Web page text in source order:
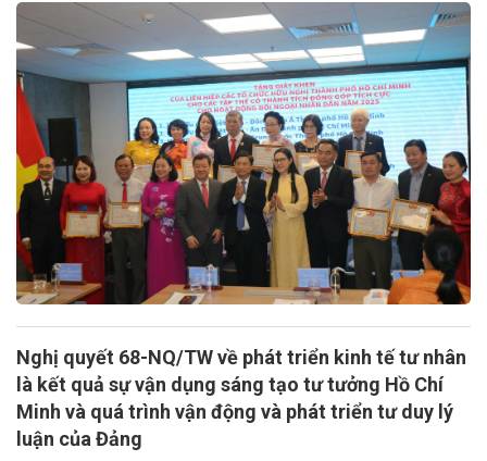
Nghị quyết 68-NQ/TW về phát triển kinh tế tư nhân
là kết quả sự vận dụng sáng tạo tư tưởng Hồ Chí
Minh và quá trình vận động và phát triển tư duy lý
luận của Đảng